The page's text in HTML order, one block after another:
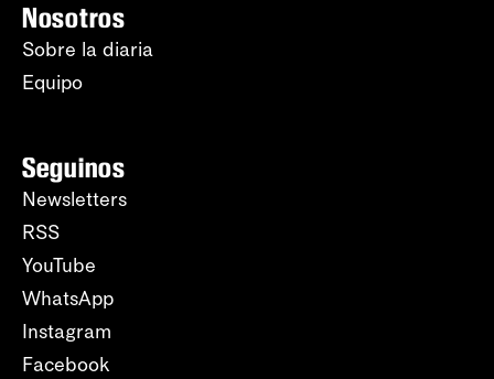
Nosotros
Sobre la diaria
Equipo
Seguinos
Newsletters
RSS
YouTube
WhatsApp
Instagram
Facebook